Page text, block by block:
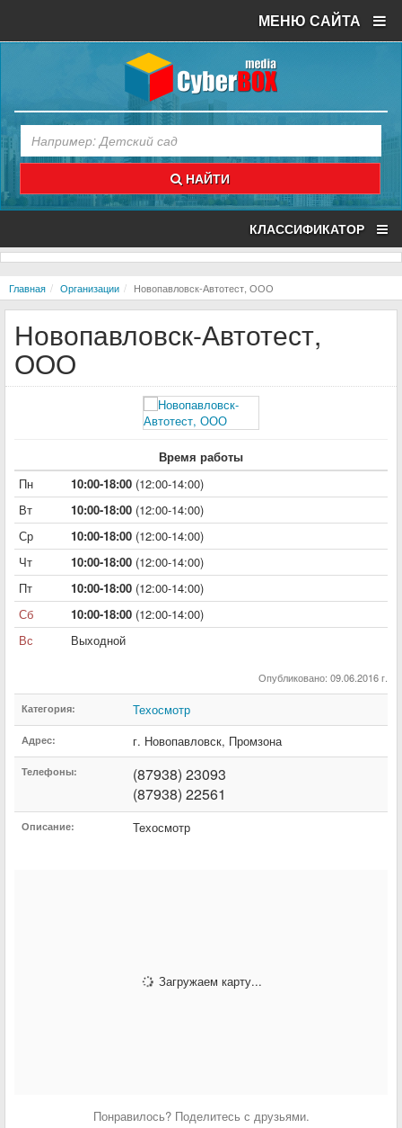
МЕНЮ САЙТА
НАЙТИ
КЛАССИФИКАТОР
Главная Организации Новопавловск-Автотест, ООО
Новопавловск-Автотест,
ООО
Время работы
Пн
10:00-18:00 (12:00-14:00)
Вт
10:00-18:00 (12:00-14:00)
Ср
10:00-18:00 (12:00-14:00)
Чт
10:00-18:00 (12:00-14:00)
Пт
10:00-18:00 (12:00-14:00)
Сб
10:00-18:00 (12:00-14:00)
Вс
Выходной
Опубликовано: 09.06.2016 г.
Категория: Техосмотр
Адрес: г. Новопавловск, Промзона
Телефоны:
(87938) 23093
(87938) 22561
Описание: Техосмотр
Загружаем карту...
Понравилось? Поделитесь с друзьями.